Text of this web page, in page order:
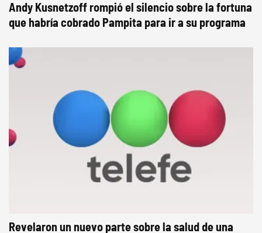
Andy Kusnetzoff rompió el silencio sobre la fortuna
que habría cobrado Pampita para ir a su programa
Revelaron un nuevo parte sobre la salud de una